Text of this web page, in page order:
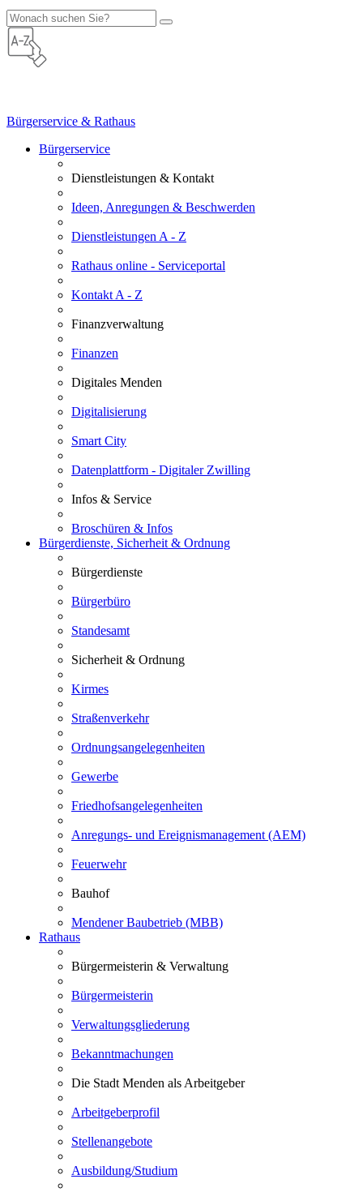
Bürgerservice & Rathaus
Bürgerservice
Dienstleistungen & Kontakt
Ideen, Anregungen & Beschwerden
Dienstleistungen A - Z
Rathaus online - Serviceportal
Kontakt A - Z
Finanzverwaltung
Finanzen
Digitales Menden
Digitalisierung
Smart City
Datenplattform - Digitaler Zwilling
Infos & Service
Broschüren & Infos
Bürgerdienste, Sicherheit & Ordnung
Bürgerdienste
Bürgerbüro
Standesamt
Sicherheit & Ordnung
Kirmes
Straßenverkehr
Ordnungsangelegenheiten
Gewerbe
Friedhofsangelegenheiten
Anregungs- und Ereignismanagement (AEM)
Feuerwehr
Bauhof
Mendener Baubetrieb (MBB)
Rathaus
Bürgermeisterin & Verwaltung
Bürgermeisterin
Verwaltungsgliederung
Bekanntmachungen
Die Stadt Menden als Arbeitgeber
Arbeitgeberprofil
Stellenangebote
Ausbildung/Studium